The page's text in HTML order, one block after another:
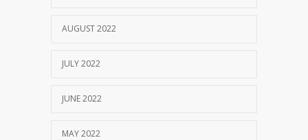
AUGUST 2022
JULY 2022
JUNE 2022
MAY 2022